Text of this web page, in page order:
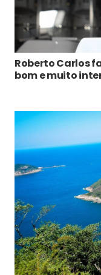
Roberto Carlos
bom e muito